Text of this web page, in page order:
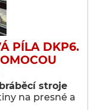
PÍLA DKP6.
stroje
na presné a